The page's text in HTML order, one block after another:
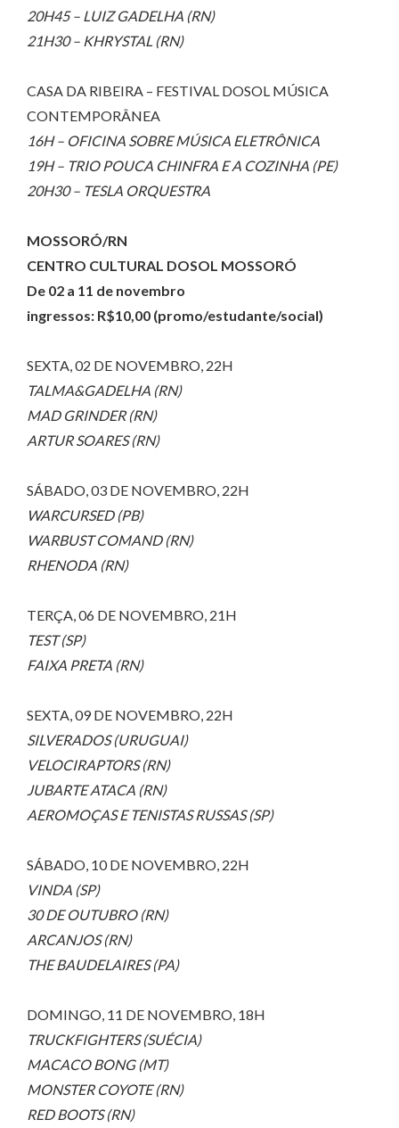
20H45 – LUIZ GADELHA (RN)
21H30 – KHRYSTAL (RN)
CASA DA RIBEIRA – FESTIVAL DOSOL MÚSICA
CONTEMPORÂNEA
16H – OFICINA SOBRE MÚSICA ELETRÔNICA
19H – TRIO POUCA CHINFRA E A COZINHA (PE)
20H30 – TESLA ORQUESTRA
MOSSORÓ/RN
CENTRO CULTURAL DOSOL MOSSORÓ
De 02 a 11 de novembro
ingressos: R$10,00 (promo/estudante/social)
SEXTA, 02 DE NOVEMBRO, 22H
TALMA&GADELHA (RN)
MAD GRINDER (RN)
ARTUR SOARES (RN)
SÁBADO, 03 DE NOVEMBRO, 22H
WARCURSED (PB)
WARBUST COMAND (RN)
RHENODA (RN)
TERÇA, 06 DE NOVEMBRO, 21H
TEST (SP)
FAIXA PRETA (RN)
SEXTA, 09 DE NOVEMBRO, 22H
SILVERADOS (URUGUAI)
VELOCIRAPTORS (RN)
JUBARTE ATACA (RN)
AEROMOÇAS E TENISTAS RUSSAS (SP)
SÁBADO, 10 DE NOVEMBRO, 22H
VINDA (SP)
30 DE OUTUBRO (RN)
ARCANJOS (RN)
THE BAUDELAIRES (PA)
DOMINGO, 11 DE NOVEMBRO, 18H
TRUCKFIGHTERS (SUÉCIA)
MACACO BONG (MT)
MONSTER COYOTE (RN)
RED BOOTS (RN)